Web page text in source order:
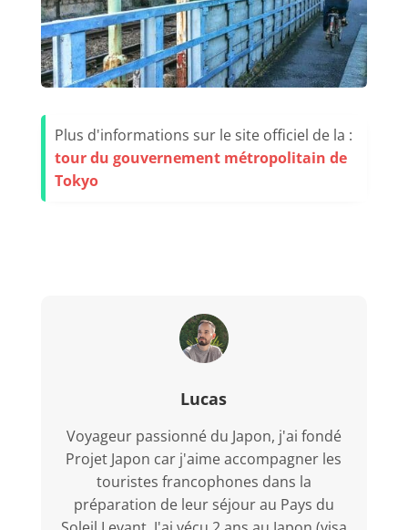
Plus d'informations sur le site officiel de la :
tour du gouvernement métropolitain de
Tokyo
Lucas
Voyageur passionné du Japon, j'ai fondé
Projet Japon car j'aime accompagner les
touristes francophones dans la
préparation de leur séjour au Pays du